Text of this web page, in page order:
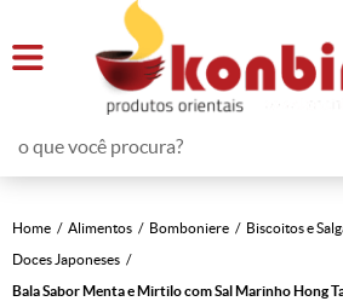
Home Alimentos Bomboniere
Biscoitos e
Doces Japoneses
Bala Sabor Menta e Mirtilo com Sal Marinho Hong